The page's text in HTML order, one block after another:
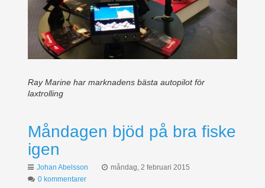
Ray Marine har marknadens bästa autopilot för
laxtrolling
Måndagen bjöd på bra fiske
igen
Johan Abelsson
måndag, 2 februari 2015
0 kommentarer